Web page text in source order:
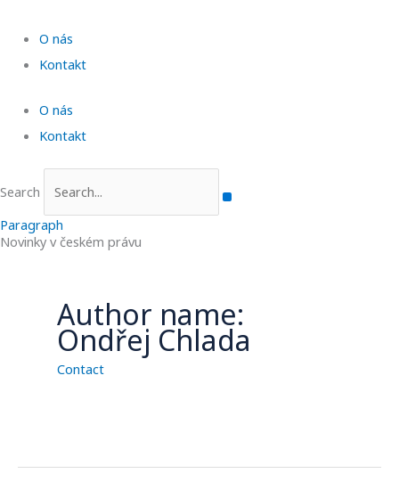
content
O nás
Kontakt
O nás
Kontakt
Search
Paragraph
Novinky v českém právu
Author name:
Ondřej Chlada
Contact
n
k
d
I
n